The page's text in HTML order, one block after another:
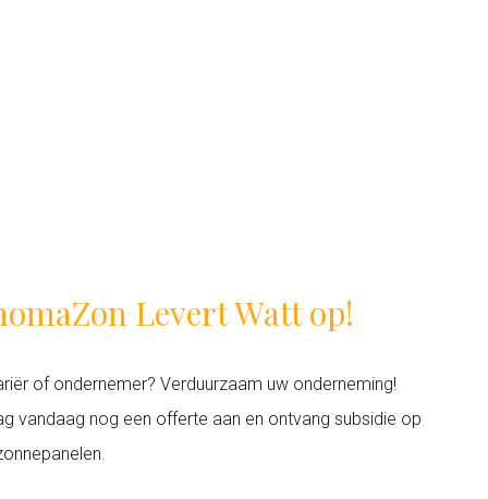
Levert Watt op!
of ondernemer? Verduurzaam uw onderneming!
vandaag nog een offerte aan en ontvang subsidie op